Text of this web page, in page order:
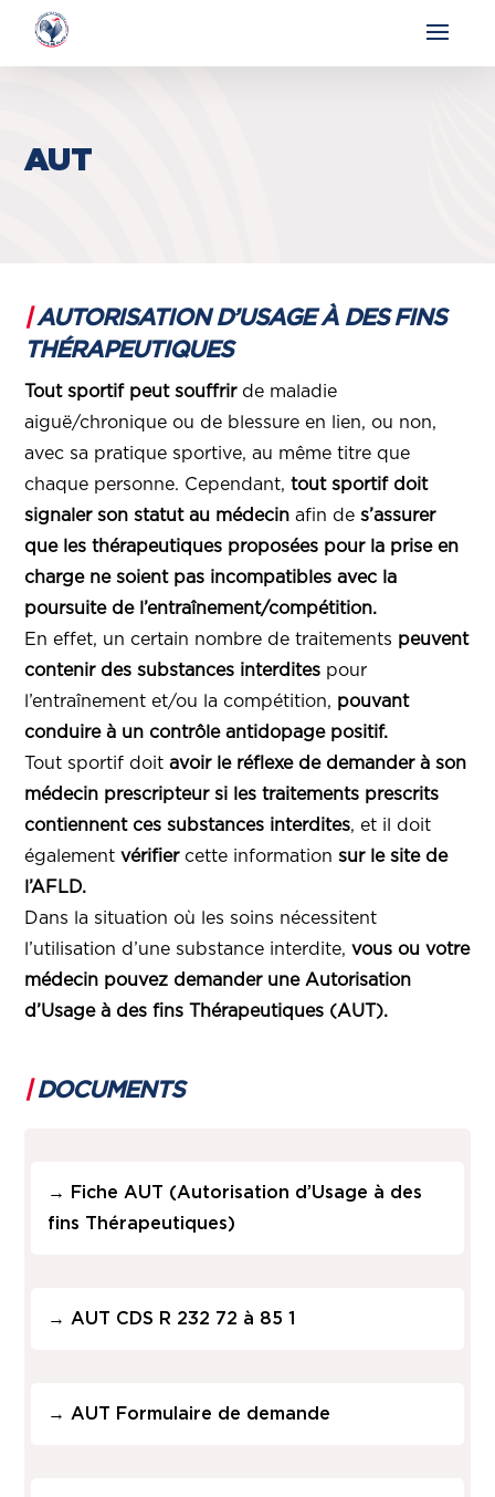
AUT
|AUTORISATION D’USAGE À DES FINS
THÉRAPEUTIQUES
Tout sportif peut souffrirde maladie
aiguë/chronique ou de blessure en lien, ou non,
avec sa pratique sportive, au même titre que
chaque personne. Cependant,tout sportif doit
signaler son statut au médecin afin des’assurer
que les thérapeutiques proposées pour la prise en
charge ne soient pas incompatibles avec la
poursuite de l’entraînement/compétition.
En effet, un certain nombre de traitements peuvent
contenir des substances interdites pour
l’entraînement et/ou la compétition, pouvant
conduire à un contrôle antidopage positif.
Tout sportif doitavoir le réflexe de demander à son
médecin prescripteur si les traitements prescrits
contiennent ces substances interdites, et il doit
égalementvérifiercette informationsur le site de
l’AFLD.
Dans la situation où les soins nécessitent
l’utilisation d’une substance interdite,vous ou votre
médecin pouvez demander une Autorisation
d’Usage à des fins Thérapeutiques (AUT).
|DOCUMENTS
→ Fiche AUT (Autorisation d’Usage à des
fins Thérapeutiques)
→AUT CDS R 232 72 à 85 1
→AUT Formulaire de demande